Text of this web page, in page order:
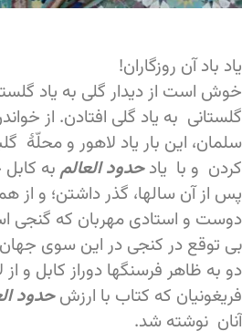
یاد باد آن روزگاران!
خوش است از دیدار گلی به یاد
گلستانی به یاد گلی افتادن. از
سلمان، این بار یاد لاهور و
کردن و با یادحدود العالم
پس از آن سالها، گذر داشتن؛ و از
دوست و استادی مهربان که
بی توقع در کنجی در این سوی
دو به ظاهر فرسنگها دوراز کابل و از
فریغونیان که کتاب با ارزشحدود
آنان نوشته شد.